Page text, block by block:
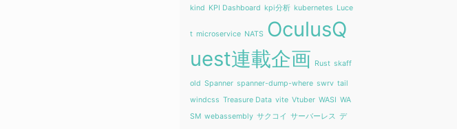
kind KPI Dashboard kpi分析 kubernetes Luce
t microservice NATS OculusQ
uest連載企画 Rust skaff
old Spanner spanner-dump-where swrv tail
windcss Treasure Data vite Vtuber WASI WA
SM webassembly サクコイ サーバーレス デ